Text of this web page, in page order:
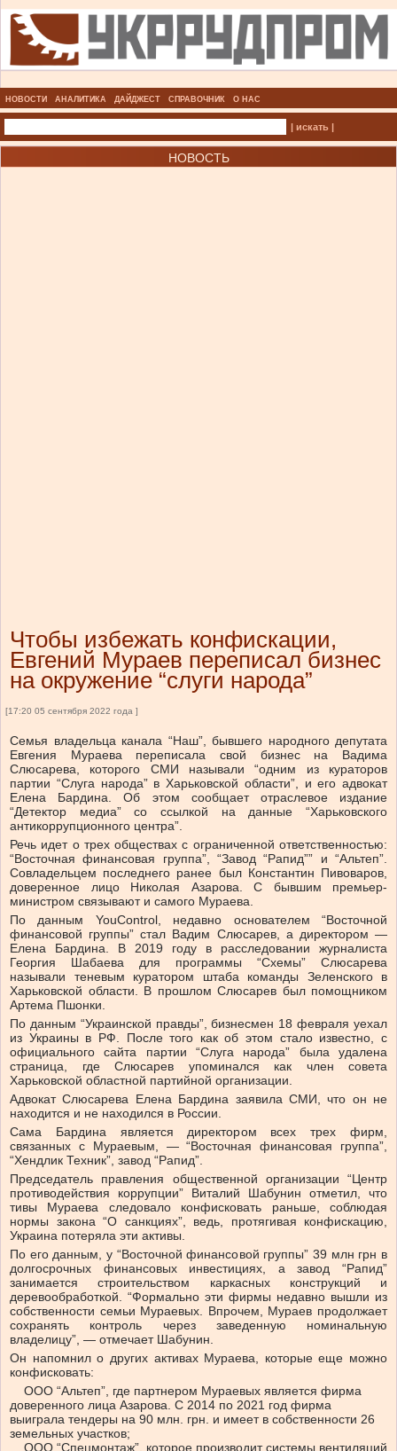
НОВОСТИ АНАЛИТИКА ДАЙДЖЕСТ СПРАВОЧНИК О НАС
| искать |
НОВОСТЬ
Чтобы избежать конфискации,
Евгений Мураев переписал бизнес
на окружение “слуги народа”
[17:20 05 сентября 2022 года ]
Семья владельца канала “Наш”, бывшего народного депутата
Евгения Мураева переписала свой бизнес на Вадима
Слюсарева, которого СМИ называли “одним из кураторов
партии “Слуга народа” в Харьковской области”, и его адвокат
Елена Бардина. Об этом сообщает отраслевое издание
“Детектор медиа” со ссылкой на данные “Харьковского
антикоррупционного центра”.
Речь идет о трех обществах с ограниченной ответственностью:
“Восточная финансовая группа”, “Завод “Рапид”” и “Альтеп”.
Совладельцем последнего ранее был Константин Пивоваров,
доверенное лицо Николая Азарова. С бывшим премьер-
министром связывают и самого Мураева.
По данным YouControl, недавно основателем “Восточной
финансовой группы” стал Вадим Слюсарев, а директором —
Елена Бардина. В 2019 году в расследовании журналиста
Георгия Шабаева для программы “Схемы” Слюсарева
называли теневым куратором штаба команды Зеленского в
Харьковской области. В прошлом Слюсарев был помощником
Артема Пшонки.
По данным “Украинской правды”, бизнесмен 18 февраля уехал
из Украины в РФ. После того как об этом стало известно, с
официального сайта партии “Слуга народа” была удалена
страница, где Слюсарев упоминался как член совета
Харьковской областной партийной организации.
Адвокат Слюсарева Елена Бардина заявила СМИ, что он не
находится и не находился в России.
Сама Бардина является директором всех трех фирм,
связанных с Мураевым, — “Восточная финансовая группа”,
“Хендлик Техник”, завод “Рапид”.
Председатель правления общественной организации “Центр
противодействия коррупции” Виталий Шабунин отметил, что
тивы Мураева следовало конфисковать раньше, соблюдая
нормы закона “О санкциях”, ведь, протягивая конфискацию,
Украина потеряла эти активы.
По его данным, у “Восточной финансовой группы” 39 млн грн в
долгосрочных финансовых инвестициях, а завод “Рапид”
занимается строительством каркасных конструкций и
деревообработкой. “Формально эти фирмы недавно вышли из
собственности семьи Мураевых. Впрочем, Мураев продолжает
сохранять контроль через заведенную номинальную
владелицу”, — отмечает Шабунин.
Он напомнил о других активах Мураева, которые еще можно
конфисковать:
ООО “Альтеп”, где партнером Мураевых является фирма
доверенного лица Азарова. С 2014 по 2021 год фирма
выиграла тендеры на 90 млн. грн. и имеет в собственности 26
земельных участков;
ООО “Спецмонтаж”, которое производит системы вентиляций